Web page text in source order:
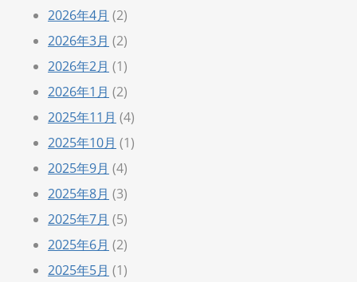
2026年4月 (2)
2026年3月 (2)
2026年2月 (1)
2026年1月 (2)
2025年11月 (4)
2025年10月 (1)
2025年9月 (4)
2025年8月 (3)
2025年7月 (5)
2025年6月 (2)
2025年5月 (1)